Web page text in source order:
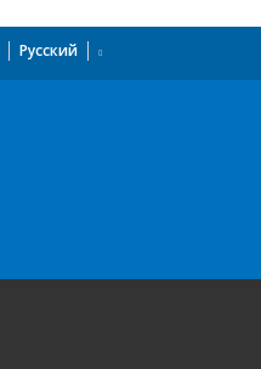
Русский